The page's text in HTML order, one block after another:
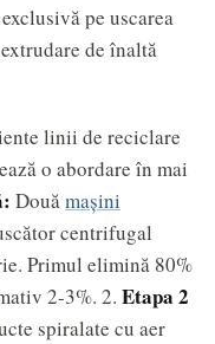
pe uscarea
de înaltă
linii de reciclare
o abordare în mai
Două mașini
centrifugal
Primul elimină 80%
2-3%. 2. Etapa 2
spiralate cu aer